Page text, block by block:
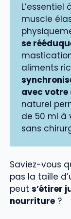
L’essentiel
muscle
se
aliments
avec votre
naturel
de 50 ml à
sans
Saviez-vous
pas la taille
peut s’étirer
nourriture ?